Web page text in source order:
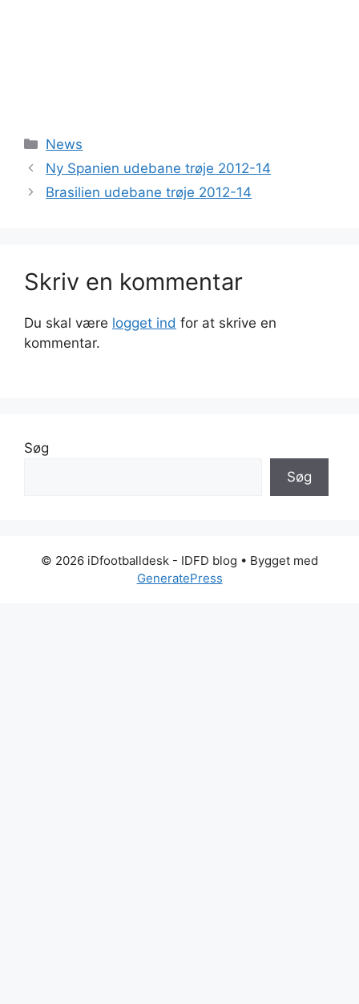
Kategorier
News
Ny Spanien udebane trøje 2012-14
Brasilien udebane trøje 2012-14
Skriv en kommentar
Du skal være logget ind for at skrive en
kommentar.
Søg
Søg
© 2026 iDfootballdesk - IDFD blog • Bygget med
GeneratePress